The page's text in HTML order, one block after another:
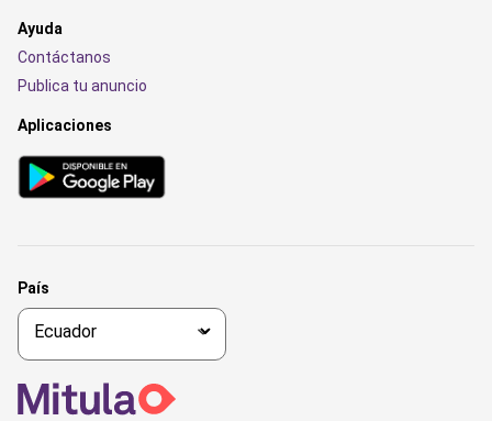
Ayuda
Contáctanos
Publica tu anuncio
Aplicaciones
País